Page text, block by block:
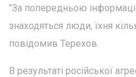
"За попередньою
знаходяться люди, їхня
повідомив Терехов.
В результаті російської